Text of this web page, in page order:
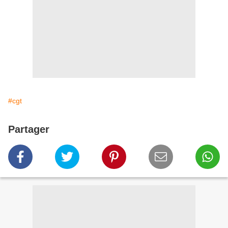
#cgt
Partager